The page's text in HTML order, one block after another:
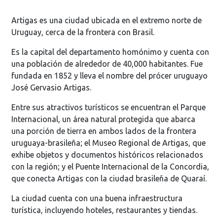
Artigas es una ciudad ubicada en el extremo norte de
Uruguay, cerca de la frontera con Brasil.
Es la capital del departamento homónimo y cuenta con
una población de alrededor de 40,000 habitantes. Fue
fundada en 1852 y lleva el nombre del prócer uruguayo
José Gervasio Artigas.
Entre sus atractivos turísticos se encuentran el Parque
Internacional, un área natural protegida que abarca
una porción de tierra en ambos lados de la frontera
uruguaya-brasileña; el Museo Regional de Artigas, que
exhibe objetos y documentos históricos relacionados
con la región; y el Puente Internacional de la Concordia,
que conecta Artigas con la ciudad brasileña de Quaraí.
La ciudad cuenta con una buena infraestructura
turística, incluyendo hoteles, restaurantes y tiendas.